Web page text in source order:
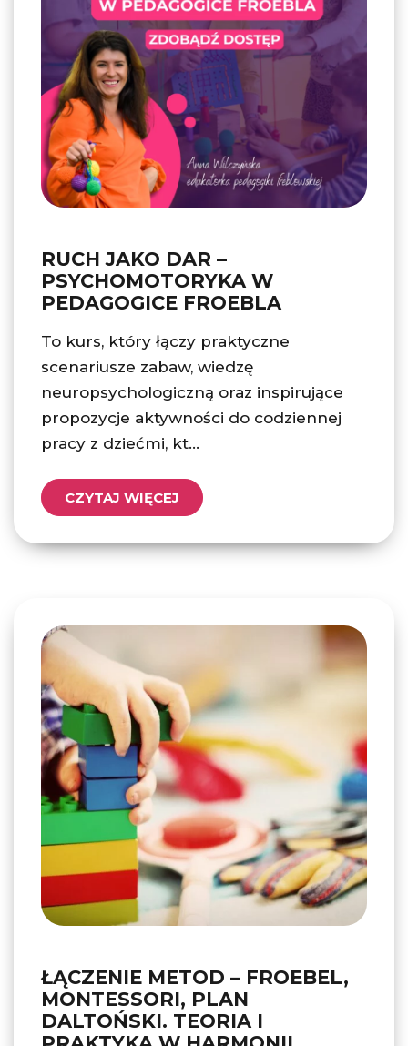
RUCH JAKO DAR –
PSYCHOMOTORYKA W
PEDAGOGICE FROEBLA
To kurs, który łączy praktyczne
scenariusze zabaw, wiedzę
neuropsychologiczną oraz inspirujące
propozycje aktywności do codziennej
pracy z dziećmi, kt...
CZYTAJ WIĘCEJ
ŁĄCZENIE METOD – FROEBEL,
MONTESSORI, PLAN
DALTOŃSKI. TEORIA I